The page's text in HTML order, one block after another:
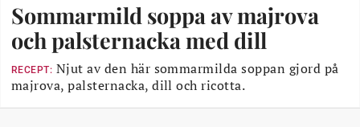
SENASTE
Liten höjning av garantipensionen
27 JUL
SENASTE
Sven Hagströmer sommarpratar
26 JUL
SENASTE
Reform för äldre kan bli slag i luften 31 JUL
Sommarmild soppa av majrova
och palsternacka med dill
RECEPT: Njut av den här sommarmilda soppan gjord på
majrova, palsternacka, dill och ricotta.